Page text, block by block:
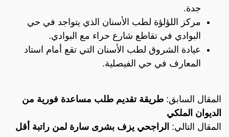
جدة.
مركز اللؤلؤة لطب الأسنان الذي يتواجد في حي
البوادي في تقاطع شارع حراء مع البوادي.
عيادة الشروق لطب الأسنان التي تقع أمام استاد
المعارف في حي الفيصلية.
المقال السابق: طريقة تقديم طلب مساعدة فورية من
الديوان الملكي
المقال التالي: الراجحي يزف بشرى سارة لمن راتبة أقل